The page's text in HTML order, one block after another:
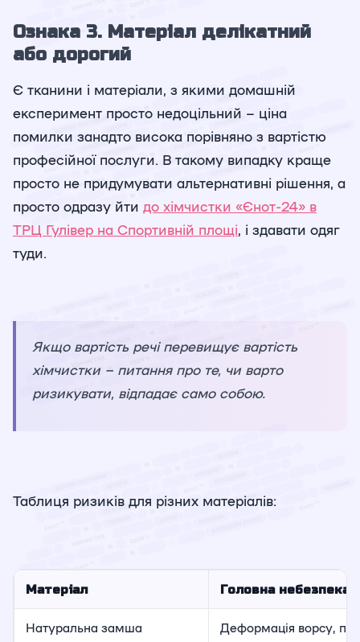
Ознака 3. Матеріал делікатний
або дорогий
Є тканини і матеріали, з якими домашній
експеримент просто недоцільний – ціна
помилки занадто висока порівняно з вартістю
професійної послуги. В такому випадку краще
просто не придумувати альтернативні рішення, а
просто одразу йти до хімчистки «Єнот-24» в
ТРЦ Гулівер на Спортивній площі , і здавати одяг
туди.
Якщо вартість речі перевищує вартість
хімчистки – питання про те, чи варто
ризикувати, відпадає само собою.
Таблиця ризиків для різних матеріалів:
Матеріал Головна небезпека
Натуральна замша Деформація ворсу,